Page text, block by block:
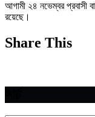
আগামী ২৪ নভেম্বর প্রবাসী
রয়েছে।
Share This